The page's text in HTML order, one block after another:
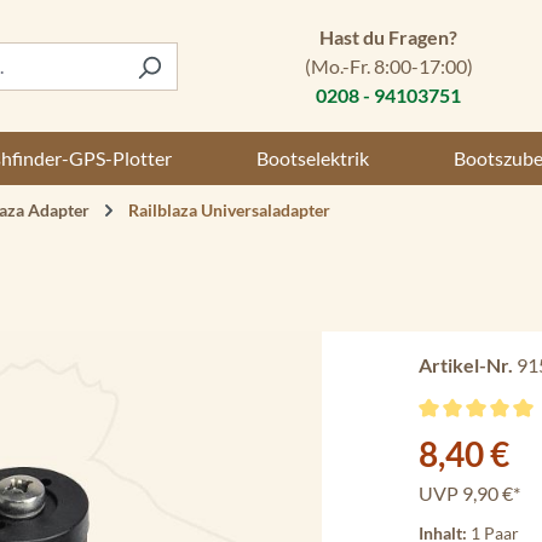
Hast du Fragen?
(Mo.-Fr. 8:00-17:00)
0208 - 94103751
GPS-Plotter Bootselektrik
Adapter Railblaza Universaladapter
Artikel-Nr.
Verkaufspreis:
8,40 €
UVP 9,90 €*
Inhalt: 1 Paar